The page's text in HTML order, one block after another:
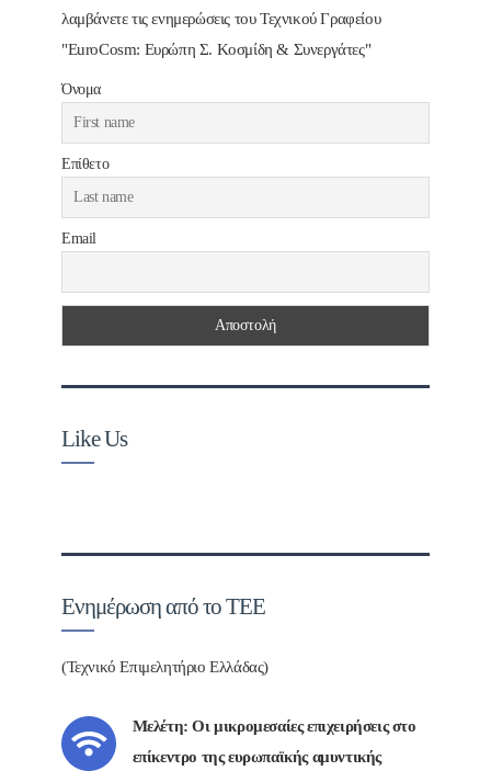
λαμβάνετε τις ενημερώσεις του Τεχνικού Γραφείου
"EuroCosm: Ευρώπη Σ. Κοσμίδη & Συνεργάτες"
Όνομα
Επίθετο
Email
Like Us
Ενημέρωση από το ΤΕΕ
(Τεχνικό Επιμελητήριο Ελλάδας)
Μελέτη: Οι μικρομεσαίες επιχειρήσεις στο
επίκεντρο της ευρωπαϊκής αμυντικής